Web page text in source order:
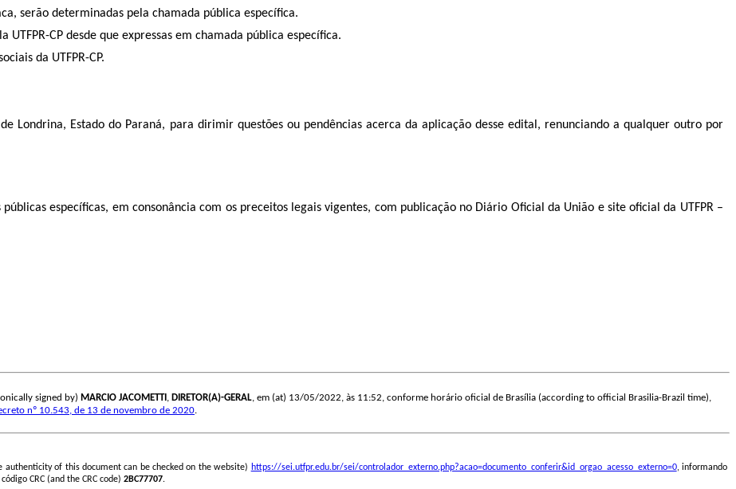
serão determinadas pela chamada pública específica.
CP desde que expressas em chamada pública específica.
da UTFPR-CP.
Londrina, Estado do Paraná, para dirimir questões ou pendências acerca da aplicação desse edital, renunciando a qualquer outro por
específicas, em consonância com os preceitos legais vigentes, com publicação no Diário Oficial da União e site oficial da UTFPR –
signed by) MARCIO JACOMETTI , DIRETOR(A)-GERAL, em (at) 13/05/2022, às 11:52, conforme horário oficial de Brasília (according to official Brasilia-Brazil time),
nº 10.543, de 13 de novembro de 2020.
of this document can be checked on the website) https://sei.utfpr.edu.br/sei/controlador_externo.php?acao=documento_conferir&id_orgao_acesso_externo=0, informando
CRC (and the CRC code) 2BC77707.